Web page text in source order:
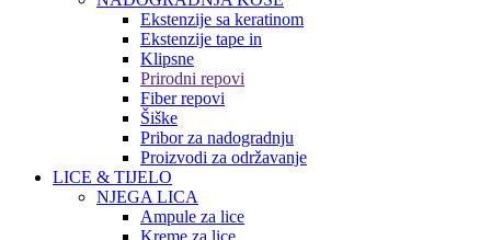
Ekstenzije sa keratinom
Ekstenzije tape in
Klipsne
Prirodni repovi
Fiber repovi
Šiške
Pribor za nadogradnju
Proizvodi za održavanje
LICE & TIJELO
NJEGA LICA
Ampule za lice
Kreme za lice